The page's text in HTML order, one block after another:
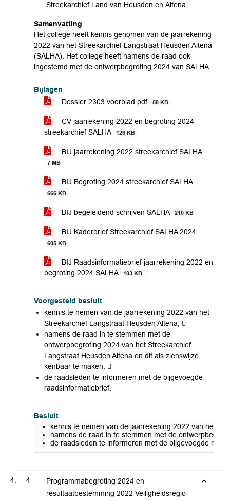
Streekarchief Land van Heusden en Altena
Samenvatting
Het college heeft kennis genomen van de jaarrekening
2022 van het Streekarchief Langstraat Heusden Altena
(SALHA). Het college heeft namens de raad ook
ingestemd met de ontwerpbegroting 2024 van SALHA.
Bijlagen
Dossier 2303 voorblad.pdf
58 KB
CV jaarrekening 2022 en begroting 2024
streekarchief SALHA
126 KB
BIJ jaarrekening 2022 streekarchief SALHA
7 MB
BIJ Begroting 2024 streekarchief SALHA
666 KB
BIJ begeleidend schrijven SALHA 210 KB
BIJ Kaderbrief Streekarchief SALHA 2024
605 KB
BIJ Raadsinformatiebrief jaarrekening 2022 en
begroting 2024 SALHA
103 KB
Voorgesteld besluit
kennis te nemen van de jaarrekening 2022 van het
Streekarchief Langstraat Heusden Altena; 
namens de raad in te stemmen met de
ontwerpbegroting 2024 van het Streekarchief
Langstraat Heusden Altena en dit als zienswijze
kenbaar te maken; 
de raadsleden te informeren met de bijgevoegde
raadsinformatiebrief.
Besluit
kennis te nemen van de jaarrekening 2022 van het
namens de raad in te stemmen met de
de raadsleden te informeren met de bijgevoegde
4
Programmabegroting 2024 en
resultaatbestemming 2022 Veiligheidsregio